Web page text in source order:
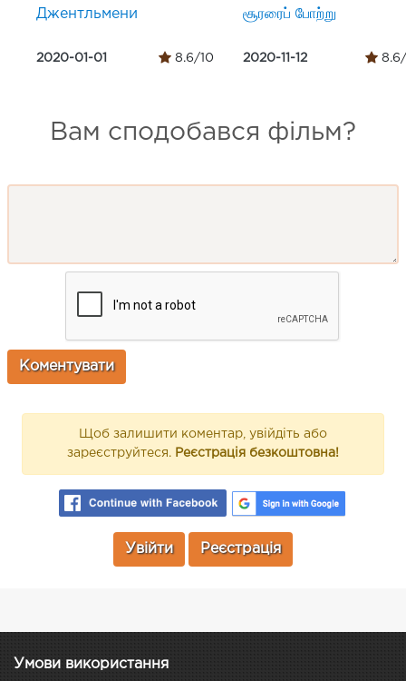
Джентльмени
2020-01-01 8.6/10
சூரரைப் போற்று
2020-11-12 8.6/
Вам сподобався фільм?
Щоб залишити коментар, увійдіть або
зареєструйтеся. Реєстрація безкоштовна!
Увійти Реєстрація
Умови використання